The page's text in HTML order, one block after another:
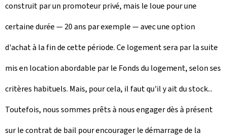
construit par un promoteur privé, mais le loue pour une
certaine durée — 20 ans par exemple — avec une option
d'achat à la fin de cette période. Ce logement sera par la suite
mis en location abordable par le Fonds du logement, selon ses
critères habituels. Mais, pour cela, il faut qu'il y ait du stock...
Toutefois, nous sommes prêts à nous engager dès à présent
sur le contrat de bail pour encourager le démarrage de la